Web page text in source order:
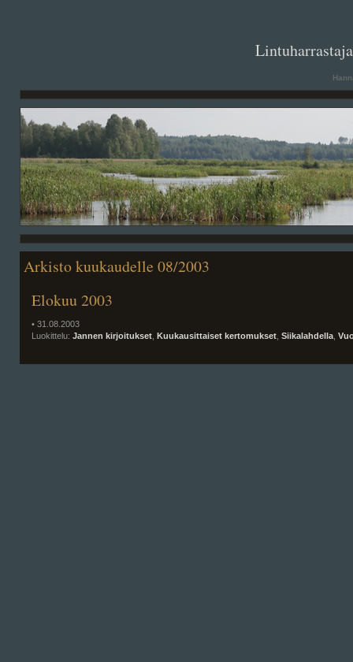
Arkisto kuukaudelle 08/2003
Elokuu 2003
• 31.08.2003
Luokittelu: Jannen kirjoitukset Kuukausittaiset kertomukset Siikalahdella